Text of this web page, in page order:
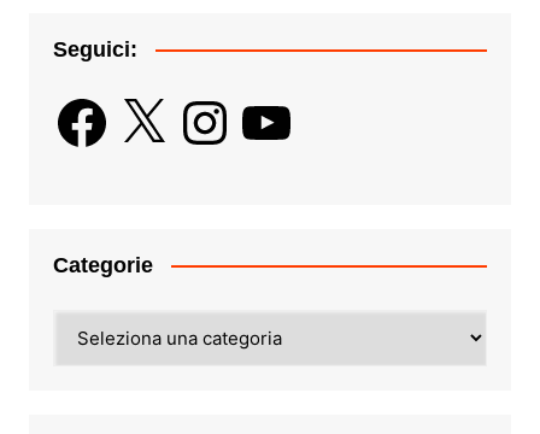
Seguici:
Facebook
X InstagramYouTube
Categorie